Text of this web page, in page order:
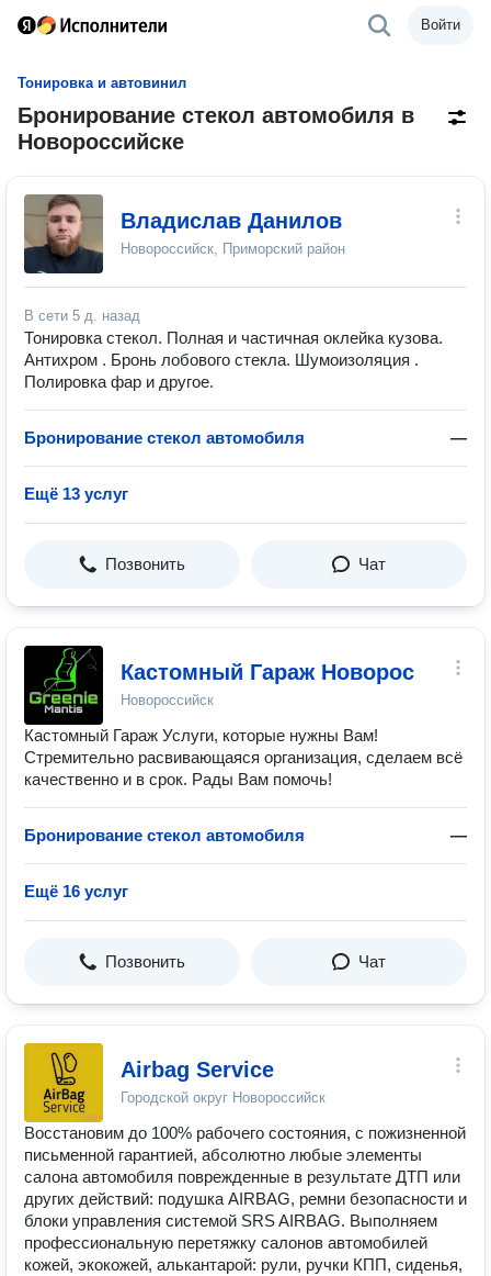
Войти
Тонировка и автовинил
Бронирование стекол автомобиля в
Новороссийске
Владислав Данилов
Новороссийск, Приморский район
В сети 5 д. назад
Тонировка стекол. Полная и частичная оклейка кузова.
Антихром . Бронь лобового стекла. Шумоизоляция .
Полировка фар и другое.
Бронирование стекол автомобиля —
Ещё 13 услуг
Позвонить Чат
Кастомный Гараж Новорос
Новороссийск
Кастомный Гараж Услуги, которые нужны Вам!
Стремительно расвивающаяся организация, сделаем всё
качественно и в срок. Рады Вам помочь!
Бронирование стекол автомобиля —
Ещё 16 услуг
Позвонить Чат
Airbag Service
Городской округ Новороссийск
Восстановим до 100% рабочего состояния, с пожизненной
письменной гарантией, абсолютно любые элементы
салона автомобиля поврежденные в результате ДТП или
других действий: подушка AIRBAG, ремни безопасности и
блоки управления системой SRS AIRBAG. Выполняем
профессиональную перетяжку салонов автомобилей
кожей, экокожей, алькантарой: рули, ручки КПП, сиденья,